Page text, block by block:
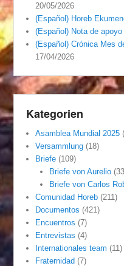
20/05/2026
(Español) Horeb
(Español) Nota de
(Español) Crónica Mes
17/04/2026
Kategorien
Asamblea Mundial 2025
Versammlung (18)
Briefe (109)
Briefe von Aurelio
Briefe von Carlos
Comunidad Horeb (211)
Documentos (421)
Encuentros (7)
Entrevistas (4)
Internationales team (11)
Fraternidad (7)